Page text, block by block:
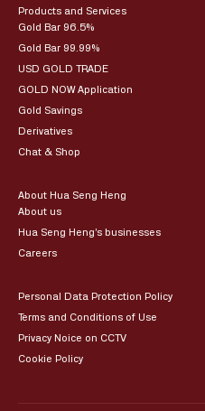
Products and Services
Gold Bar 96.5%
Gold Bar 99.99%
USD GOLD TRADE
GOLD NOW Application
Gold Savings
Derivatives
Chat & Shop
About Hua Seng Heng
About us
Hua Seng Heng’s businesses
Careers
Personal Data Protection Policy
Terms and Conditions of Use
Privacy Noice on CCTV
Cookie Policy